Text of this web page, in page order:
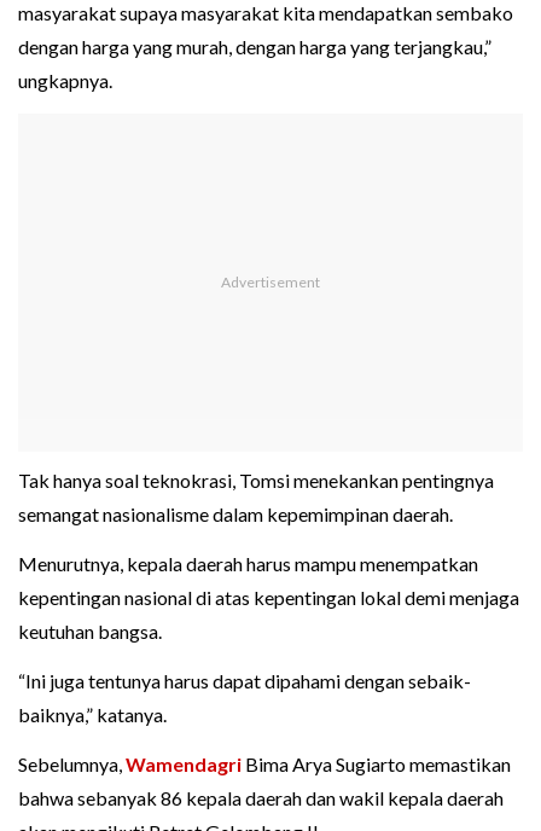
masyarakat supaya masyarakat kita mendapatkan sembako
dengan harga yang murah, dengan harga yang terjangkau,”
ungkapnya.
Tak hanya soal teknokrasi, Tomsi menekankan pentingnya
semangat nasionalisme dalam kepemimpinan daerah.
Menurutnya, kepala daerah harus mampu menempatkan
kepentingan nasional di atas kepentingan lokal demi menjaga
keutuhan bangsa.
“Ini juga tentunya harus dapat dipahami dengan sebaik-
baiknya,” katanya.
Sebelumnya,Wamendagri Bima Arya Sugiarto memastikan
bahwa sebanyak 86 kepala daerah dan wakil kepala daerah